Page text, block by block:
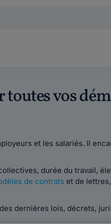
vos
et les salariés. Il
durée du travail,
de contrats et de
dernières lois, décrets,